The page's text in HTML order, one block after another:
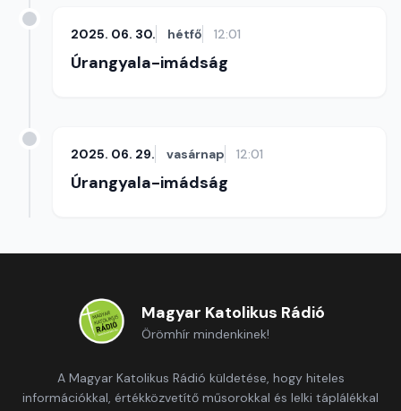
2025. 06. 30. hétfő 12:01
Úrangyala-imádság
2025. 06. 29. vasárnap 12:01
Úrangyala-imádság
Magyar Katolikus Rádió
Örömhír mindenkinek!
A Magyar Katolikus Rádió küldetése, hogy hiteles
információkkal, értékközvetítő műsorokkal és lelki táplálékkal